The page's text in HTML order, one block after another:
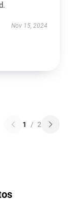
Nov 15, 2024
1 / 2